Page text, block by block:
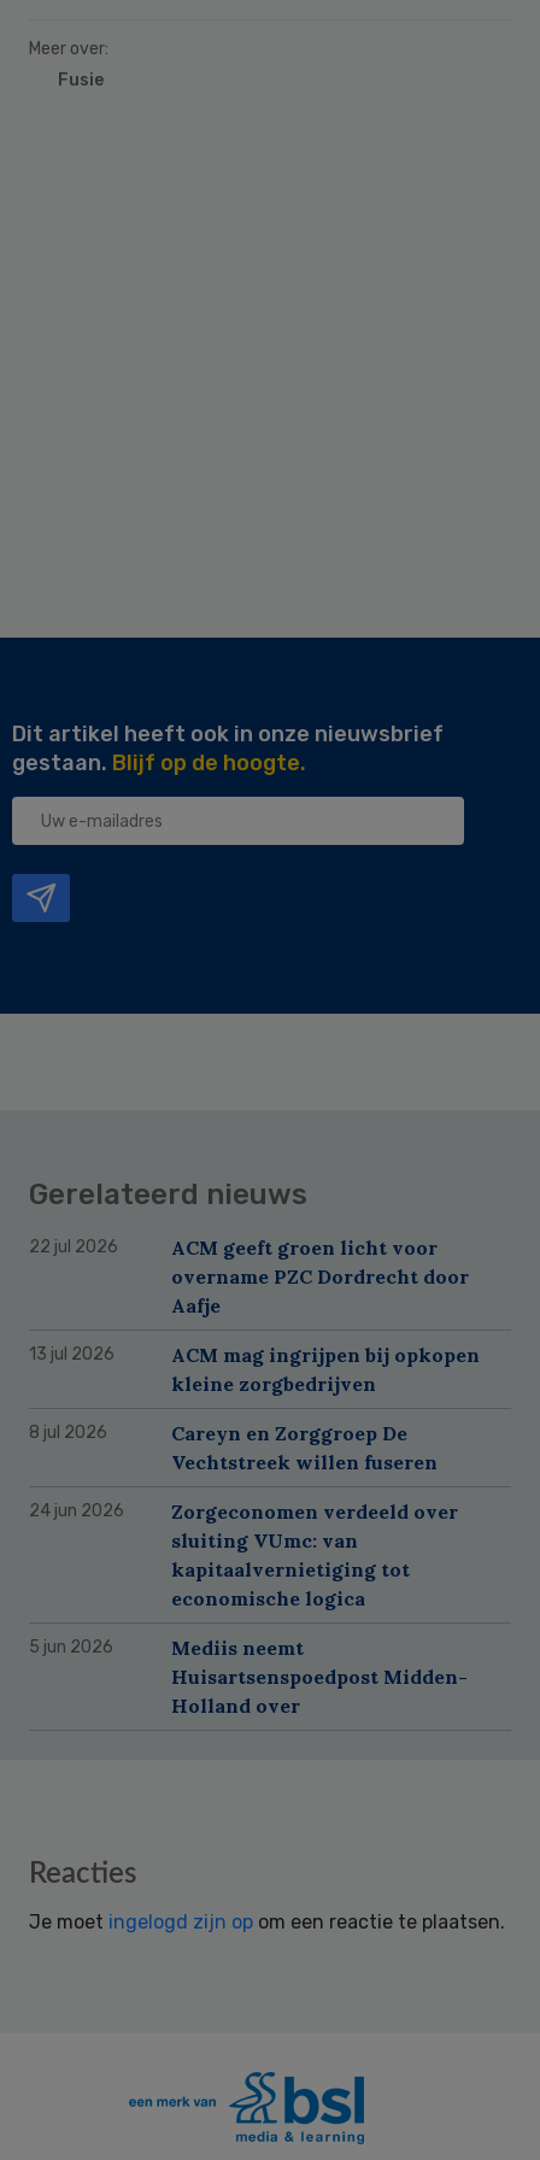
Meer over:
Fusie
Dit artikel heeft ook in onze nieuwsbrief
gestaan. Blijf op de hoogte.
Uw
Gerelateerd nieuws
22 jul 2026
ACM geeft groen licht voor
overname PZC Dordrecht door
Aafje
13 jul 2026
ACM mag ingrijpen bij opkopen
kleine zorgbedrijven
8 jul 2026
Careyn en Zorggroep De
Vechtstreek willen fuseren
24 jun 2026
Zorgeconomen verdeeld over
sluiting VUmc: van
kapitaalvernietiging tot
economische logica
5 jun 2026
Mediis neemt
Huisartsenspoedpost Midden-
Holland over
Reader
Reacties
Je moet ingelogd zijn op om een reactie te plaatsen.